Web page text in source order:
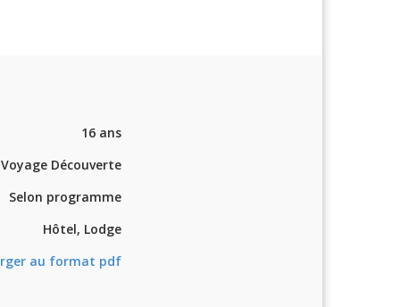
16 ans
Voyage Découverte
Selon programme
Hôtel, Lodge
au format pdf